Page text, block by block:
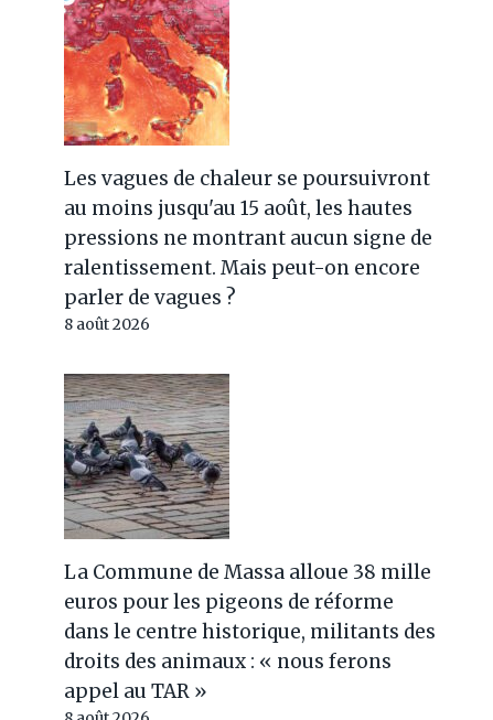
Rome Makes History: Le
premier hôpital vétérinaire
public de la capitale est né
Par Jérémy 25 février 2025
Les vagues de chaleur se poursuivront
au moins jusqu'au 15 août, les hautes
pressions ne montrant aucun signe de
ralentissement. Mais peut-on encore
parler de vagues ?
8 août 2026
La Commune de Massa alloue 38 mille
euros pour les pigeons de réforme
dans le centre historique, militants des
droits des animaux : « nous ferons
appel au TAR »